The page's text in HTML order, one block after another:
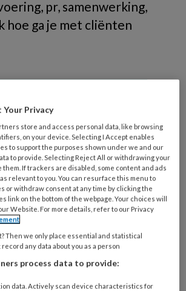
pr, samenwerking,
hoe ga je met cliënten
met cliënten
regelgeving
Your Privacy
store and access personal data, like browsing
on your device. Selecting I Accept enables
to support the purposes shown under we and our
to provide. Selecting Reject All or withdrawing your
If trackers are disabled, some content and ads
relevant to you. You can resurface this menu to
or withdraw consent at any time by clicking the
link on the bottom of the webpage. Your choices will
Website. For more details, refer to our Privacy
Then we only place essential and statistical
any data about you as a person
process data to provide:
data. Actively scan device characteristics for